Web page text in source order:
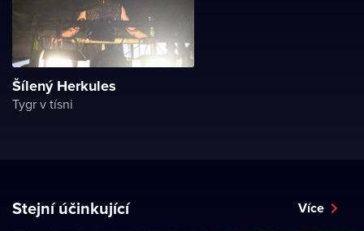
Šílený Herkules
Tygr v tísni
Stejní účinkující Více